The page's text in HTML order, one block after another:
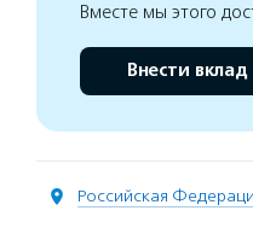
Вместе мы этого
Внести вклад
Российская